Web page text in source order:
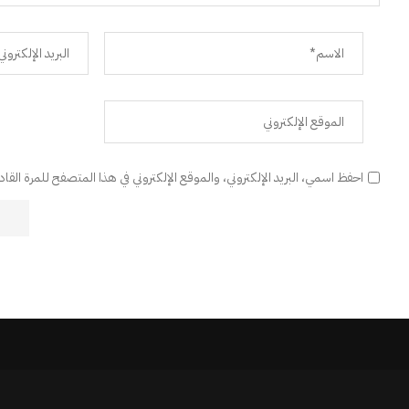
احفظ اسمي، البريد الإلكتروني، والموقع الإلكتروني في هذا المتصفح للمرة